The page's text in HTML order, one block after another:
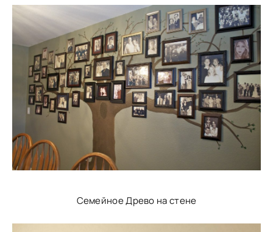
Семейное Древо на стене